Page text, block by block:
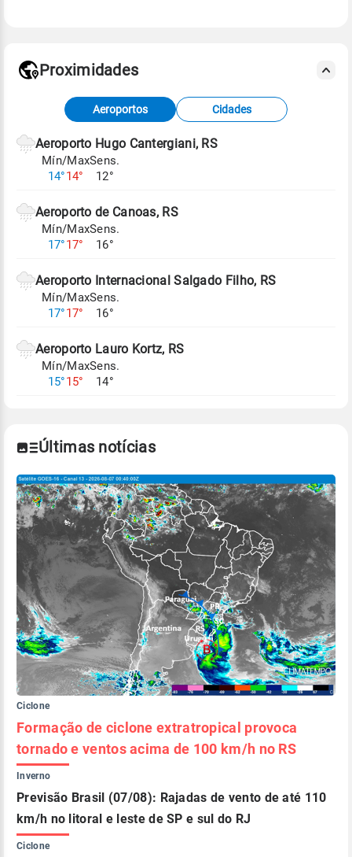
Fonte: dados combinados de estações
meteorológicas e satélite do Centro de Previsão
de Tempo e Estudos Climáticos (CPTEC).
Para obter mais informações sobre os dados
Proximidades
Aeroportos Cidades
Aeroporto Hugo Cantergiani, RS
Mín/Max
14°14°
Sens.
12°
Aeroporto de Canoas, RS
Mín/Max
17°17°
Sens.
16°
Aeroporto Internacional Salgado Filho, RS
Mín/Max
17°17°
Sens.
16°
Aeroporto Lauro Kortz, RS
Mín/Max
15°15°
Sens.
14°
Últimas notícias
Ciclone
Formação de ciclone extratropical provoca
tornado e ventos acima de 100 km/h no RS
Inverno
Previsão Brasil (07/08): Rajadas de vento de até 110
km/h no litoral e leste de SP e sul do RJ
Ciclone